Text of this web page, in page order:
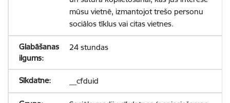
mūsu vietnē, izmantojot trešo personu
sociālos tīklus vai citas vietnes.
24 stundas
__cfduid